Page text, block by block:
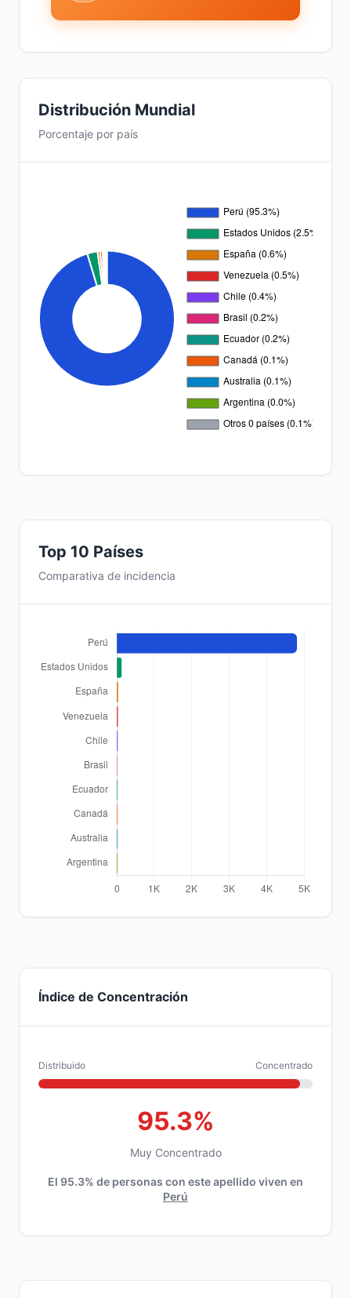
Distribución Mundial
Porcentaje por país
Top 10 Países
Comparativa de incidencia
Índice de Concentración
Distribuido Concentrado
95.3%
Muy Concentrado
El 95.3% de personas con este apellido viven en
Perú